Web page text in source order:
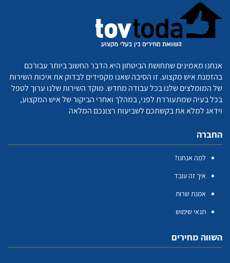
אנחנו מאמינים שתחושת הביטחון היא הדבר החשוב ביותר עבורכם
בהזמנת איש מקצוע. זו הסיבה שאנו מקפידים לבדוק את איכות השירות
של המומלצים שלנו בכל עבודה מחדש. מוקד השירות שלנו ערוך לטפל
בכל בעיה שמתעוררת לפני, במהלך ואחרי הביקור של איש המקצוע,
וידאג למלא את בקשתכם לשביעות רצונכם המלאה
החברה
למה אנחנו?
איך זה עובד
אמנת שרות
תנאי שימוש
השווה מחירים